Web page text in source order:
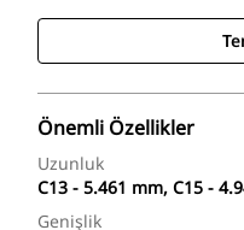
Önemli Özellikler
Uzunluk
C13 - 5.461 mm, C15 -
Genişlik